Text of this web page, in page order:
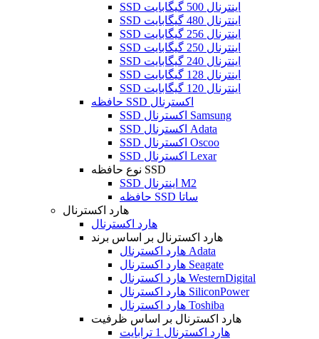
SSD اینترنال 500 گیگابایت
SSD اینترنال 480 گیگابایت
SSD اینترنال 256 گیگابایت
SSD اینترنال 250 گیگابایت
SSD اینترنال 240 گیگابایت
SSD اینترنال 128 گیگابایت
SSD اینترنال 120 گیگابایت
حافظه SSD اکسترنال
SSD اکسترنال Samsung
SSD اکسترنال Adata
SSD اکسترنال Oscoo
SSD اکسترنال Lexar
نوع حافظه SSD
SSD اینترنال M2
حافظه SSD ساتا
هارد اکسترنال
هارد اکسترنال
هارد اکسترنال بر اساس برند
هارد اکسترنال Adata
هارد اکسترنال Seagate
هارد اکسترنال WesternDigital
هارد اکسترنال SiliconPower
هارد اکسترنال Toshiba
هارد اکسترنال بر اساس ظرفیت
هارد اکسترنال 1 ترابایت